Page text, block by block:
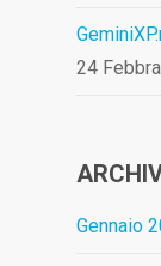
24
Gennaio